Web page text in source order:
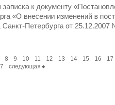
записка к документу
«О внесении изменений в
Санкт-Петербурга от 25.12.2007
8 9 10 11 12 13 14 15 16
17
следующая